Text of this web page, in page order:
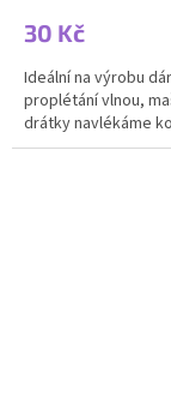
je
z
5
hvězdiček.
30 Kč
Ideální na výrobu
proplétání vlnou,
drátky navlékáme